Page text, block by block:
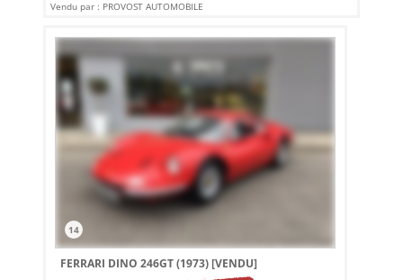
Vendu par : PROVOST AUTOMOBILE
14
FERRARI DINO 246GT (1973)[VENDU]